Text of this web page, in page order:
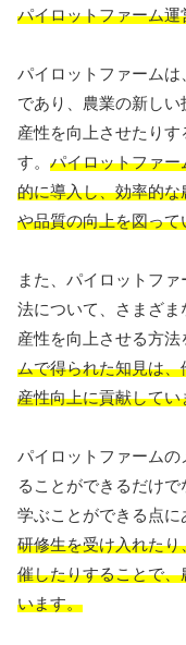
パイロットファーム
パイロットファーム
であり、農業の新し
産性を向上させたり
す。 パイロットファ
的に導入し、効率的
や品質の向上を図って
また、パイロットフ
法について、さまざ
産性を向上させる方法
ムで得られた知見は
産性向上に貢献してい
パイロットファーム
ることができるだけ
学ぶことができる点に
研修生を受け入れた
催したりすることで
います。